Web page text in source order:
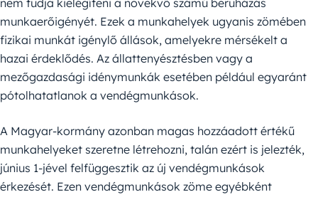
nem tudja kielégíteni a növekvő számú beruházás
munkaerőigényét. Ezek a munkahelyek ugyanis zömében
fizikai munkát igénylő állások, amelyekre mérsékelt a
hazai érdeklődés. Az állattenyésztésben vagy a
mezőgazdasági idénymunkák esetében például egyaránt
pótolhatatlanok a vendégmunkások.
A Magyar-kormány azonban magas hozzáadott értékű
munkahelyeket szeretne létrehozni, talán ezért is jelezték,
június 1-jével felfüggesztik az új vendégmunkások
érkezését. Ezen vendégmunkások zöme egyébként